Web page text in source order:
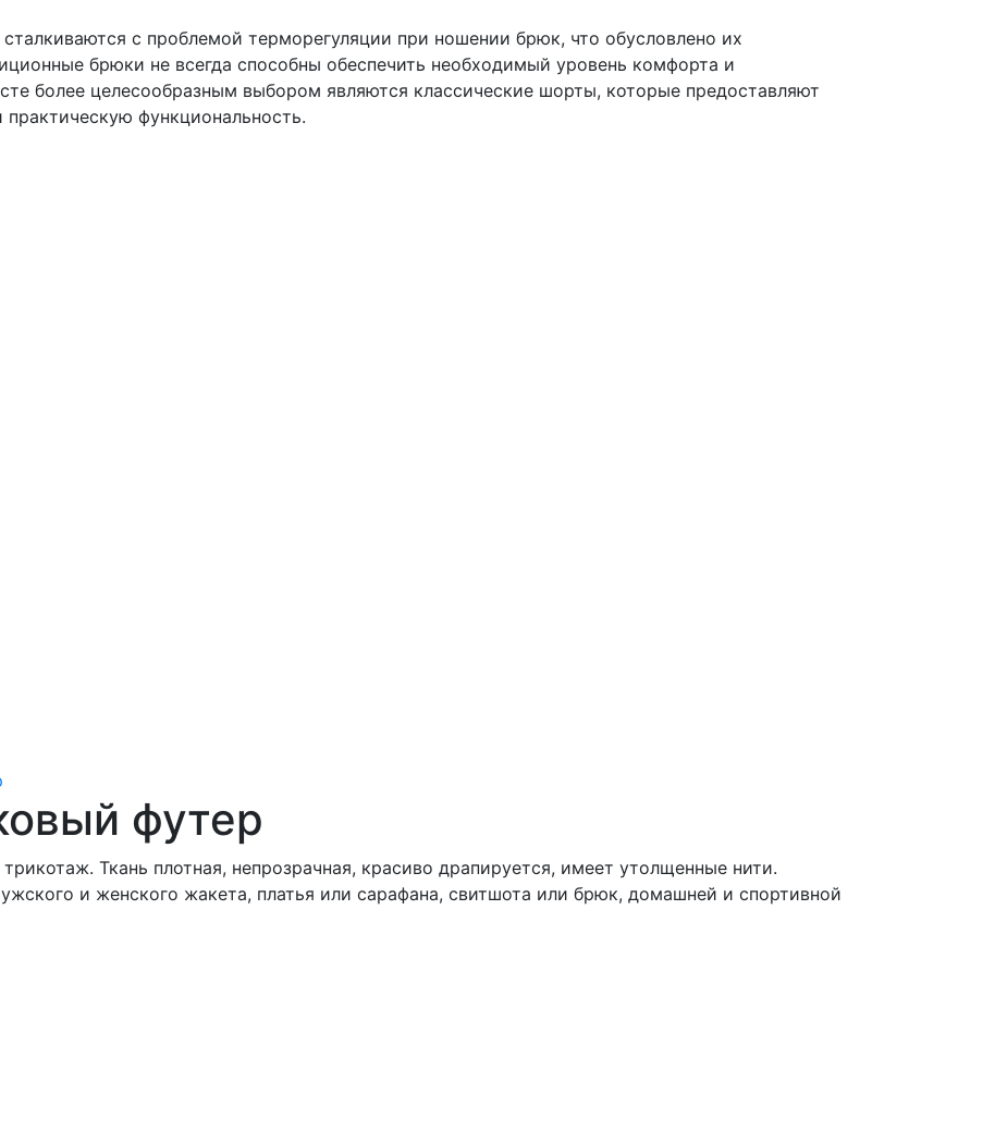
с проблемой терморегуляции при ношении брюк, что обусловлено их
брюки не всегда способны обеспечить необходимый уровень комфорта и
более целесообразным выбором являются классические шорты, которые предоставляют
функциональность.
футер
Ткань плотная, непрозрачная, красиво драпируется, имеет утолщенные нити.
и женского жакета, платья или сарафана, свитшота или брюк, домашней и спортивной